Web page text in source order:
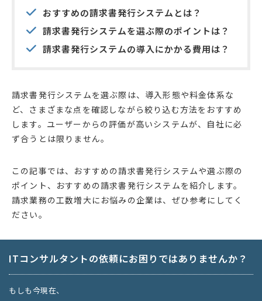
おすすめの請求書発行システムとは？
請求書発行システムを選ぶ際のポイントは？
請求書発行システムの導入にかかる費用は？
請求書発行システムを選ぶ際は、導入形態や料金体系な
ど、さまざまな点を確認しながら絞り込む方法をおすすめ
します。ユーザーからの評価が高いシステムが、自社に必
ず合うとは限りません。
この記事では、おすすめの請求書発行システムや選ぶ際の
ポイント、おすすめの請求書発行システムを紹介します。
請求業務の工数増大にお悩みの企業は、ぜひ参考にしてく
ださい。
ITコンサルタントの依頼にお困りではありませんか？
もしも今現在、